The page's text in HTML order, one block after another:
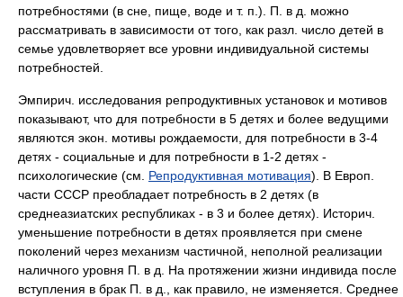
потребностями (в сне, пище, воде и т. п.). П. в д. можно
рассматривать в зависимости от того, как разл. число детей в
семье удовлетворяет все уровни индивидуальной системы
потребностей.
Эмпирич. исследования репродуктивных установок и мотивов
показывают, что для потребности в 5 детях и более ведущими
являются экон. мотивы рождаемости, для потребности в 3-4
детях - социальные и для потребности в 1-2 детях -
психологические (см. Репродуктивная мотивация). В Европ.
части СССР преобладает потребность в 2 детях (в
среднеазиатских республиках - в 3 и более детях). Историч.
уменьшение потребности в детях проявляется при смене
поколений через механизм частичной, неполной реализации
наличного уровня П. в д. На протяжении жизни индивида после
вступления в брак П. в д., как правило, не изменяется. Среднее